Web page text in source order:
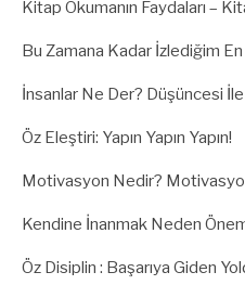
Kitap Okumanın Faydaları –
Bu Zamana Kadar İzlediğim
İnsanlar Ne Der? Düşüncesi
Öz Eleştiri: Yapın Yapın Yapın!
Motivasyon Nedir?
Kendine İnanmak Neden
Öz Disiplin : Başarıya Giden